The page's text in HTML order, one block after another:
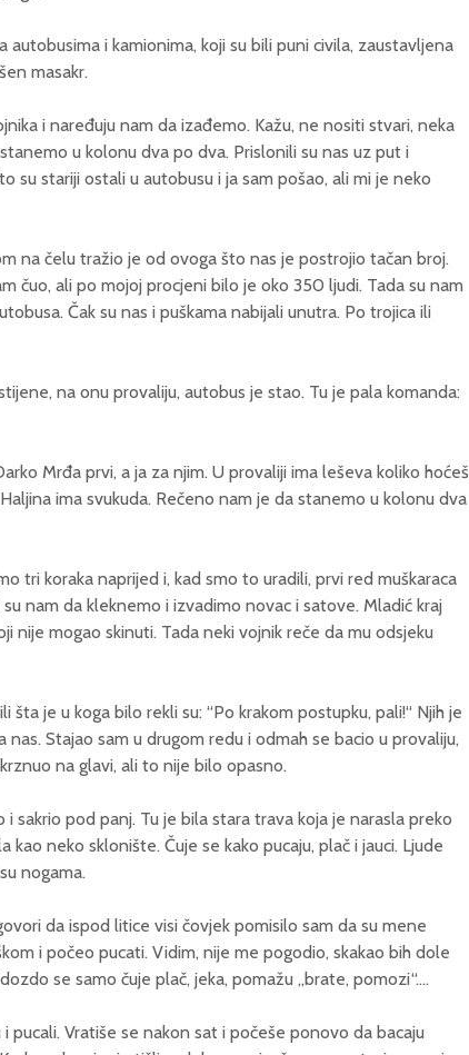
autobusima i kamionima, koji su bili puni civila, zaustavljena
masakr.
i naređuju nam da izađemo. Kažu, ne nositi stvari, neka
u kolonu dva po dva. Prislonili su nas uz put i
su stariji ostali u autobusu i ja sam pošao, ali mi je neko
na čelu tražio je od ovoga što nas je postrojio tačan broj.
čuo, ali po mojoj procjeni bilo je oko 350 ljudi. Tada su nam
Čak su nas i puškama nabijali unutra. Po trojica ili
na onu provaliju, autobus je stao. Tu je pala komanda:
Mrđa prvi, a ja za njim. U provaliji ima leševa koliko hoćeš
ima svukuda. Rečeno nam je da stanemo u kolonu dva
tri koraka naprijed i, kad smo to uradili, prvi red muškaraca
nam da kleknemo i izvadimo novac i satove. Mladić kraj
nije mogao skinuti. Tada neki vojnik reče da mu odsjeku
šta je u koga bilo rekli su: “Po krakom postupku, pali!“ Njih je
Stajao sam u drugom redu i odmah se bacio u provaliju,
na glavi, ali to nije bilo opasno.
sakrio pod panj. Tu je bila stara trava koja je narasla preko
neko sklonište. Čuje se kako pucaju, plač i jauci. Ljude
nogama.
da ispod litice visi čovjek pomisilo sam da su mene
i počeo pucati. Vidim, nije me pogodio, skakao bih dole
se samo čuje plač, jeka, pomažu „brate, pomozi“….
pucali. Vratiše se nakon sat i počeše ponovo da bacaju